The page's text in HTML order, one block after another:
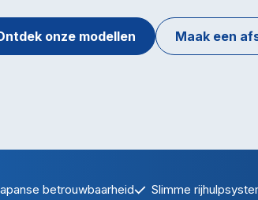
onze modellen Maak een
betrouwbaarheid Slimme